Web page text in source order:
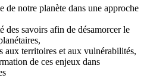
de notre planète dans une approche
des savoirs afin de désamorcer le
aux territoires et aux vulnérabilités,
de ces enjeux dans